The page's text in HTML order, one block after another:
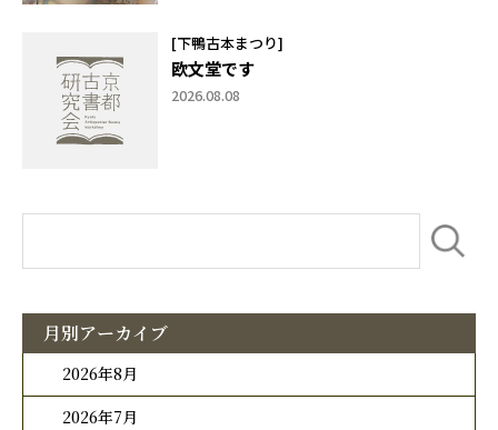
[下鴨古本まつり]
欧文堂です
2026.08.08
月別アーカイブ
2026年8月
2026年7月